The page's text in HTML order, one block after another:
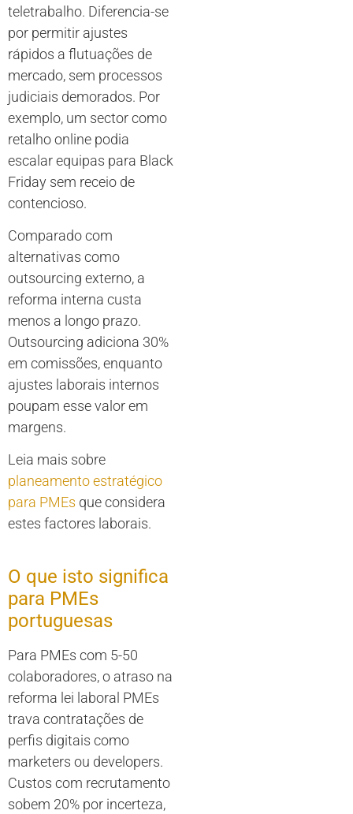
teletrabalho. Diferencia-se
por permitir ajustes
rápidos a flutuações de
mercado, sem processos
judiciais demorados. Por
exemplo, um sector como
retalho online podia
escalar equipas para Black
Friday sem receio de
contencioso.
Comparado com
alternativas como
outsourcing externo, a
reforma interna custa
menos a longo prazo.
Outsourcing adiciona 30%
em comissões, enquanto
ajustes laborais internos
poupam esse valor em
margens.
Leia mais sobre
planeamento estratégico
para PMEs que considera
estes factores laborais.
O que isto significa
para PMEs
portuguesas
Para PMEs com 5-50
colaboradores, o atraso na
reforma lei laboral PMEs
trava contratações de
perfis digitais como
marketers ou developers.
Custos com recrutamento
sobem 20% por incerteza,